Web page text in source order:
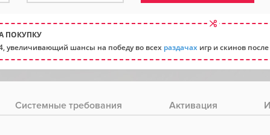
ПОКУПКУ
увеличивающий шансы на победу во всех раздачах игр и скинов
Системные требования Активация